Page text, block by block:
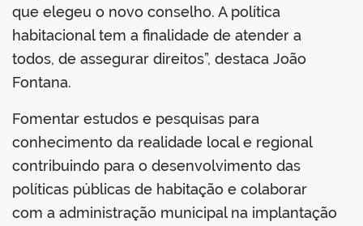
que elegeu o novo conselho. A política
habitacional tem a finalidade de atender a
todos, de assegurar direitos”, destaca João
Fontana.
Fomentar estudos e pesquisas para
conhecimento da realidade local e regional
contribuindo para o desenvolvimento das
políticas públicas de habitação e colaborar
com a administração municipal na implantação